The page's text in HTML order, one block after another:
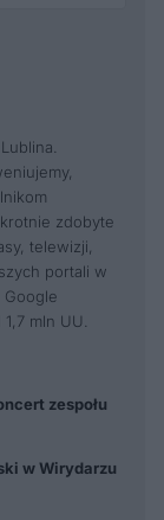
zdobyte
telewizji,
portali w
mln UU.
zespołu
w Wirydarzu